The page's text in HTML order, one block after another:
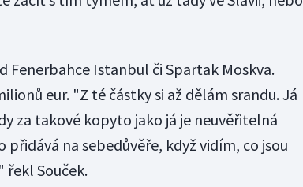
Fenerbahce Istanbul či Spartak Moskva.
eur. "Z té částky si až dělám srandu. Já
za takové kopyto jako já je neuvěřitelná
přidává na sebedůvěře, když vidím, co jsou
Souček.